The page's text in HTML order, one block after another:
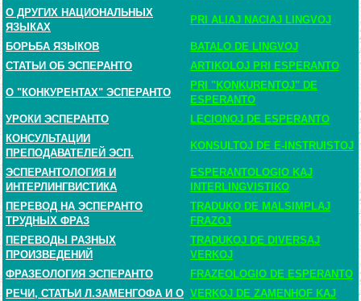
О ДРУГИХ НАЦИОНАЛЬНЫХ
ЯЗЫКАХ
PRI ALIAJ NACIAJ LINGVOJ
БОРЬБА ЯЗЫКОВ
BATALO DE LINGVOJ
СТАТЬИ ОБ ЭСПЕРАНТО
ARTIKOLOJ PRI ESPERANTO
О "КОНКУРЕНТАХ" ЭСПЕРАНТО
PRI "KONKURENTOJ" DE
ESPERANTO
УРОКИ ЭСПЕРАНТО
LECIONOJ DE ESPERANTO
КОНСУЛЬТАЦИИ
ПРЕПОДАВАТЕЛЕЙ ЭСП.
KONSULTOJ DE E-INSTRUISTOJ
ЭСПЕРАНТОЛОГИЯ И
ИНТЕРЛИНГВИСТИКА
ESPERANTOLOGIO KAJ
INTERLINGVISTIKO
ПЕРЕВОД НА ЭСПЕРАНТО
ТРУДНЫХ ФРАЗ
TRADUKO DE MALSIMPLAJ
FRAZOJ
ПЕРЕВОДЫ РАЗНЫХ
ПРОИЗВЕДЕНИЙ
TRADUKOJ DE DIVERSAJ
VERKOJ
ФРАЗЕОЛОГИЯ ЭСПЕРАНТО
FRAZEOLOGIO DE ESPERANTO
РЕЧИ, СТАТЬИ Л.ЗАМЕНГОФА И О VERKOJ DE ZAMENHOF KAJ